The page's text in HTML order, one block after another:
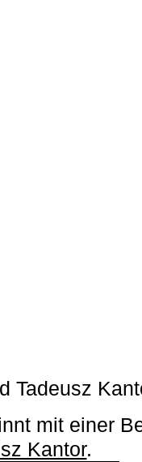
Tadeusz
mit einer
Kantor.